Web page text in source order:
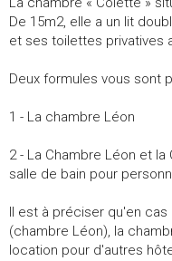
De 15m2, elle a un lit
et ses toilettes privatives
Deux formules vous sont
1 - La chambre Léon
2 - La Chambre Léon et
salle de bain pour
Il est à préciser qu'en cas
(chambre Léon), la
location pour d'autres